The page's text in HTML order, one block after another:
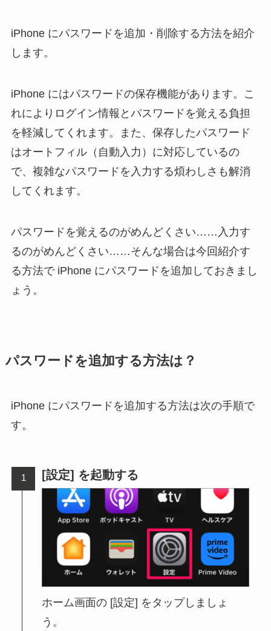
iPhone にパスワードを追加・削除する方法を紹介
します。
iPhone にはパスワードの保存機能があります。こ
れによりログイン情報とパスワードを覚える負担
を軽減してくれます。また、保存したパスワード
はオートフィル（自動入力）に対応しているの
で、複雑なパスワードを入力する煩わしさも解消
してくれます。
パスワードを覚えるのがめんどくさい……入力す
るのがめんどくさい……そんな場合は今回紹介す
る方法で iPhone にパスワードを追加しておきまし
ょう。
パスワードを追加する方法は？
iPhone にパスワードを追加する方法は次の手順で
す。
[設定] を起動する
ホーム画面の [設定] をタップしましょ
う。